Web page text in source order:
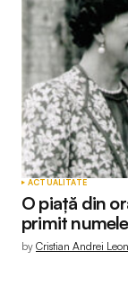
ACTUALITATE
O piață din
primit
by Cristian Andrei